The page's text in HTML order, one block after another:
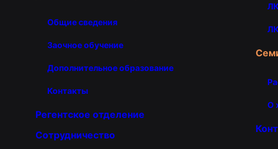
Общие сведения
Заочное обучение
Дополнительное образование
Контакты
Регентское отделение
Сотрудничество
О